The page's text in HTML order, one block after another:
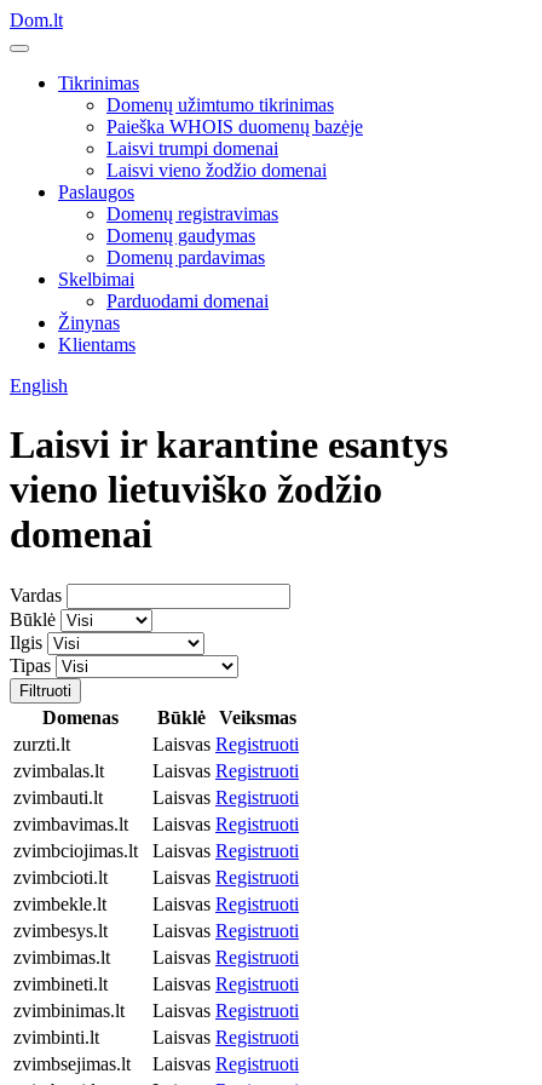
Dom.lt
Tikrinimas
Domenų užimtumo tikrinimas
Paieška WHOIS duomenų bazėje
Laisvi trumpi domenai
Laisvi vieno žodžio domenai
Paslaugos
Domenų registravimas
Domenų gaudymas
Domenų pardavimas
Skelbimai
Parduodami domenai
Žinynas
Klientams
English
Laisvi ir karantine esantys
vieno lietuviško žodžio
domenai
Vardas
Būklė
Ilgis
Tipas
Filtruoti
Domenas Būklė
Veiksmas
zurzti.lt
Laisvas Registruoti
zvimbalas.lt
Laisvas Registruoti
zvimbauti.lt
Laisvas Registruoti
zvimbavimas.lt
Laisvas Registruoti
zvimbciojimas.lt
Laisvas Registruoti
zvimbcioti.lt
Laisvas Registruoti
zvimbekle.lt
Laisvas Registruoti
zvimbesys.lt
Laisvas Registruoti
zvimbimas.lt
Laisvas Registruoti
zvimbineti.lt
Laisvas Registruoti
zvimbinimas.lt
Laisvas Registruoti
zvimbinti.lt
Laisvas Registruoti
zvimbsejimas.lt
Laisvas Registruoti